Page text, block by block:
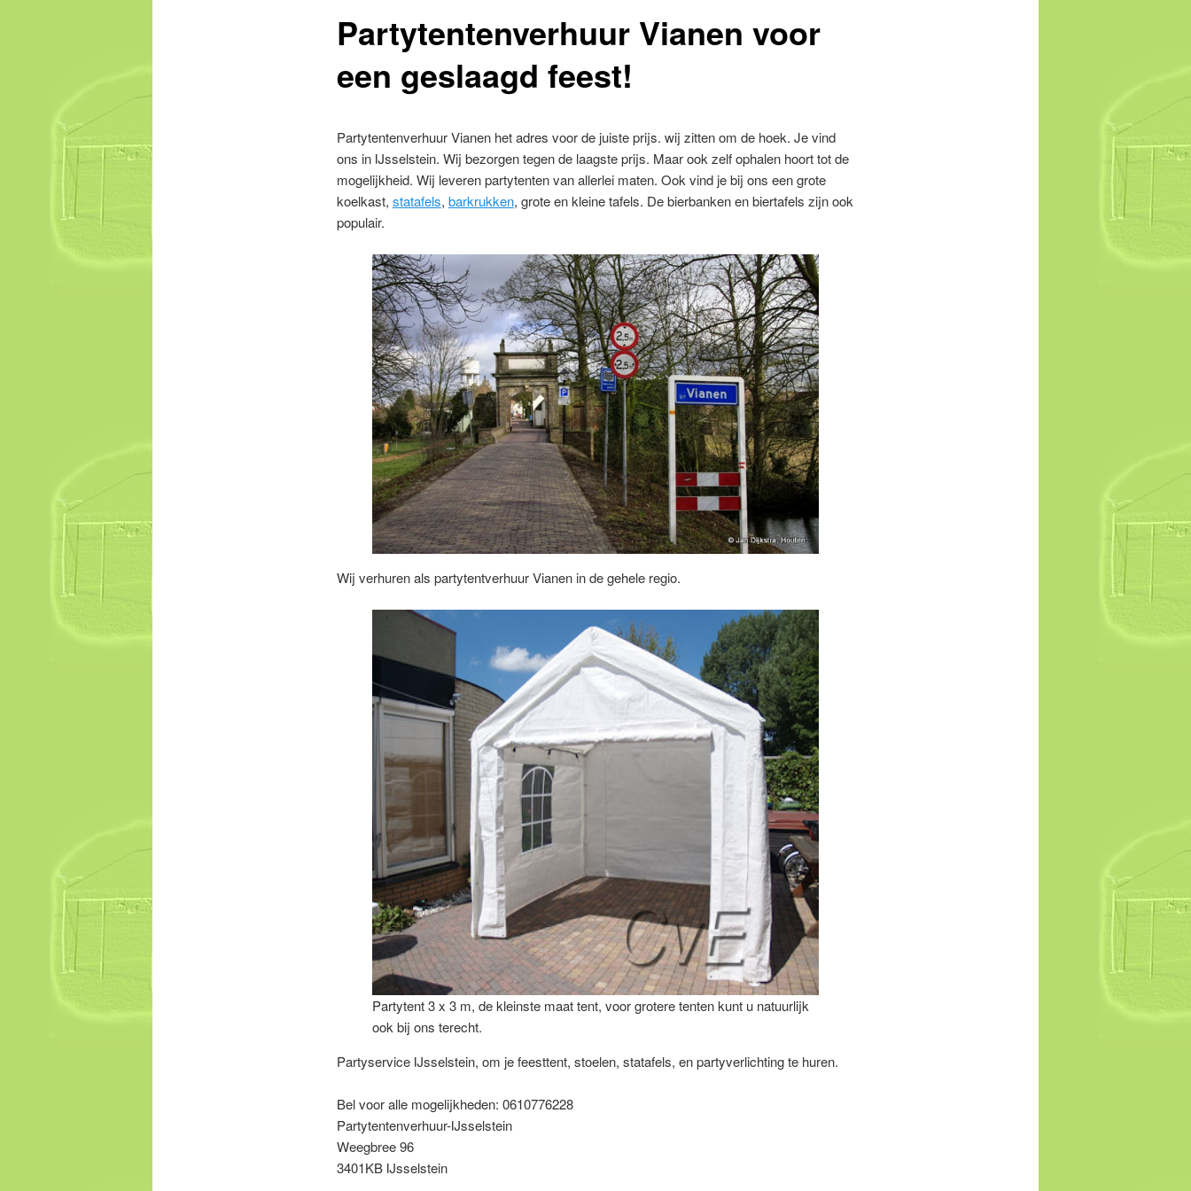
Partytentenverhuur Vianen voor
een geslaagd feest!
Partytentenverhuur Vianen het adres voor de juiste prijs. wij zitten om de hoek. Je vind
ons in IJsselstein. Wij bezorgen tegen de laagste prijs. Maar ook zelf ophalen hoort tot de
mogelijkheid. Wij leveren partytenten van allerlei maten. Ook vind je bij ons een grote
koelkast, statafels, barkrukken, grote en kleine tafels. De bierbanken en biertafels zijn ook
populair.
Wij verhuren als partytentverhuur Vianen in de gehele regio.
Partytent 3 x 3 m, de kleinste maat tent, voor grotere tenten kunt u natuurlijk
ook bij ons terecht.
Partyservice IJsselstein, om je feesttent, stoelen, statafels, en partyverlichting te huren.
Bel voor alle mogelijkheden: 0610776228
Partytentenverhuur-IJsselstein
Weegbree 96
3401KB IJsselstein